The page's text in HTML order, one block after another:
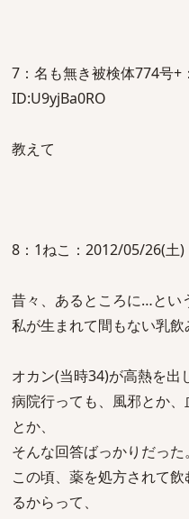
7：名も無き被検体774号
ID:U9yjBa0RO
教えて
8：1ねこ：2012/05/26(土
昔々、あるところに…とい
私が生まれて間もない乳飲
オカン(当時34)が高熱を出
病院行っても、風邪とか
とか、
そんな回答ばっかりだった。
この頃、薬を処方されて
るからって、